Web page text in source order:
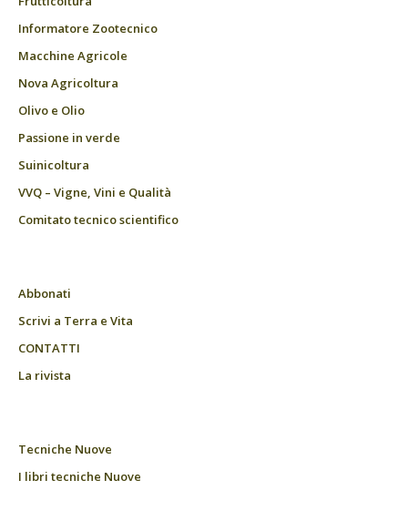
Informatore Zootecnico
Macchine Agricole
Nova Agricoltura
Olivo e Olio
Passione in verde
Suinicoltura
VVQ – Vigne, Vini e Qualità
Comitato tecnico scientifico
Abbonati
Scrivi a Terra e Vita
CONTATTI
La rivista
Tecniche Nuove
I libri tecniche Nuove